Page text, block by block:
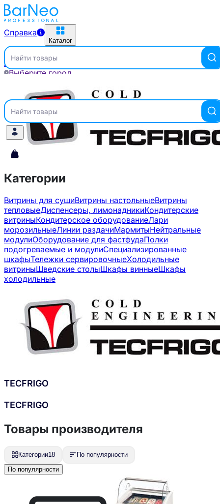
Справка
Каталог
Найти товары
Выберите город
Каталог
Найти товары
Главная Бренды
Категории
Витрины для сушиВитрины настольныеВитрины
тепловыеДиспенсеры, лимонадникиКондитерские
витриныКондитерское оборудованиеЛари
морозильныеЛинии раздачиМармитыНейтральные
модулиОборудование для фастфудаПолки
подогреваемые и модулиСпециализированные
шкафыТележки сервировочныеХолодильные
витриныШведские столыШкафы винныеШкафы
холодильные
TECFRIGO
TECFRIGO
Товары производителя
Категории18
По популярности
По популярности